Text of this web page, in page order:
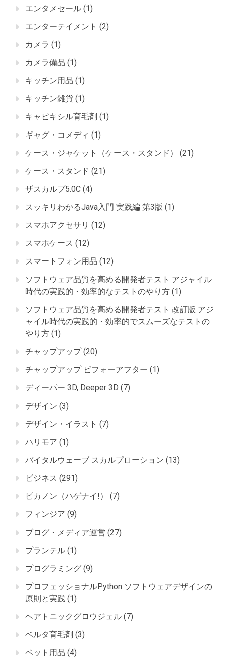
エンタメセール (1)
エンターテイメント (2)
カメラ (1)
カメラ備品 (1)
キッチン用品 (1)
キッチン雑貨 (1)
キャピキシル育毛剤 (1)
ギャグ・コメディ (1)
ケース・ジャケット（ケース・スタンド）
(21)
ケース・スタンド (21)
ザスカルプ5.0C (4)
スッキリわかるJava入門 実践編 第3版 (1)
スマホアクセサリ (12)
スマホケース (12)
スマートフォン用品 (12)
ソフトウェア品質を高める開発者テスト アジャイル
時代の実践的・効率的なテストのやり方 (1)
ソフトウェア品質を高める開発者テスト 改訂版 アジ
ャイル時代の実践的・効率的でスムーズなテストの
やり方 (1)
チャップアップ(20)
チャップアップ ビフォーアフター (1)
ディーパー 3D, Deeper 3D (7)
デザイン (3)
デザイン・イラスト (7)
ハリモア (1)
バイタルウェーブ スカルプローション (13)
ビジネス (291)
ピカノン（ハゲナイ!）
(7)
フィンジア (9)
ブログ・メディア運営 (27)
プランテル (1)
プログラミング (9)
プロフェッショナルPython ソフトウェアデザインの
原則と実践 (1)
ヘアトニックグロウジェル (7)
ベルタ育毛剤 (3)
ペット用品 (4)